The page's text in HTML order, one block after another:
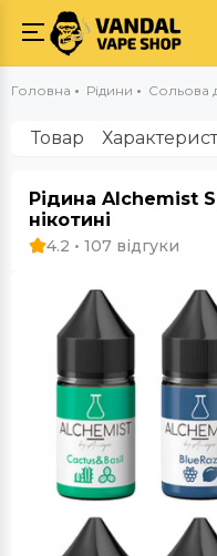
Головна Рідини Сольова
Товар
Рідина Alchemist
нікотині
4.2 • 107 відгуки